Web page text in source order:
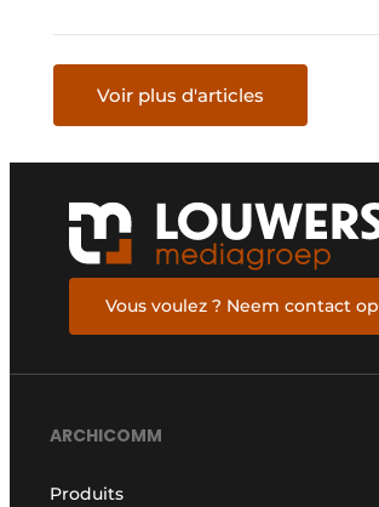
Voir plus d'articles
Vous voulez ? Neem contact op
ARCHICOMM
Produits